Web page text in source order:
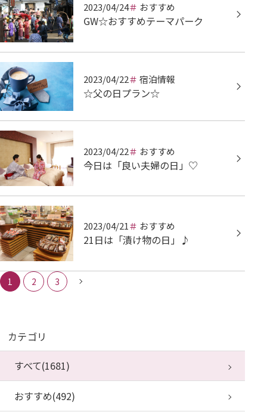
2023/04/24 おすすめ
GW☆おすすめテーマパーク
2023/04/22 宿泊情報
☆父の日プラン☆
2023/04/22 おすすめ
今日は「良い夫婦の日」♡
2023/04/21 おすすめ
21日は「漬け物の日」♪
1 2 3
カテゴリ
すべて(1681)
おすすめ(492)